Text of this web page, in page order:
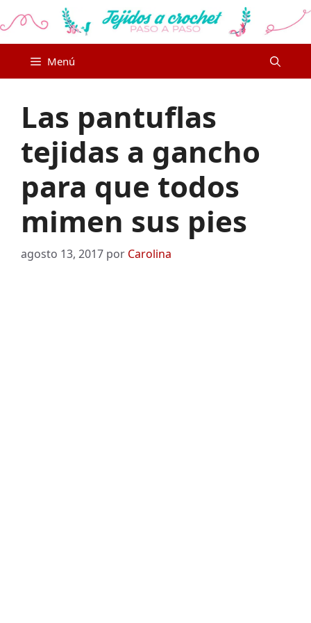
al
Menú
Las pantuflas
tejidas a gancho
para que todos
mimen sus pies
agosto 13, 2017 por Carolina